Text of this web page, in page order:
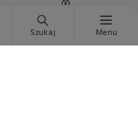
Szukaj Menu